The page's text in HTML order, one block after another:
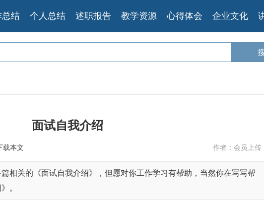
总结 个人总结 述职报告 教学资源 心得体会 企业文化
面试自我介绍
载本文 作者：会员上传
相关的《面试自我介绍》，但愿对你工作学习有帮助，当然你在写写帮
。